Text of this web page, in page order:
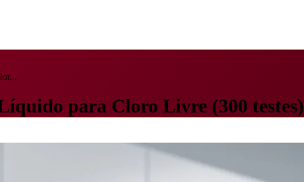
para Cloro Livre (300 testes)